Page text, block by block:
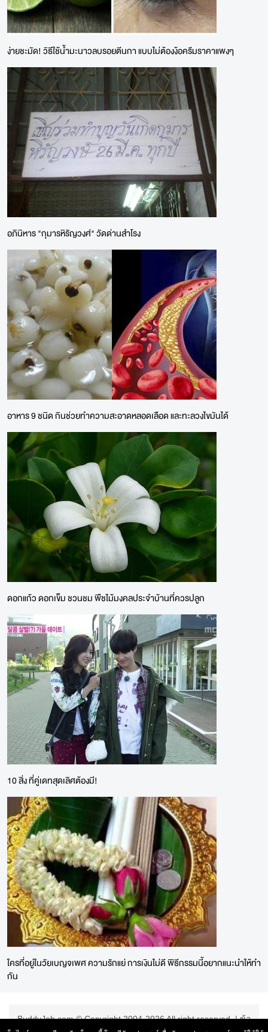
ง่ายชะมัด! วิธีใช้น้ำมะนาวลบรอยตีนกา แบบไม่ต้องง้อครีมราคาแพงๆ
อภินิหาร "กุมารหิรัญวงศ์" วัดด่านสำโรง
อาหาร 9 ชนิด กินช่วยทำความสะอาดหลอดเลือด และทะลวงไขมันได้
ดอกแก้ว ดอกเข็ม ชวนชม พืชไม้มงคลประจำบ้านที่ควรปลูก
10 สิ่ง ที่คู่เดทสุดเลิศต้องมี!
ใครที่อยู่ในวัยเบญจเพศ ความรักแย่ การเงินไม่ดี พิธีกรรมนี้อยากแนะนำให้ทำ
กัน
BuddyJob.com © Copyright 2004-2026 All right reserved. |ข้อ